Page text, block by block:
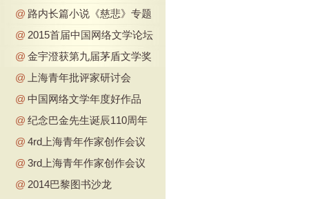
@ 路内长篇小说《慈悲》专题
@ 2015首届中国网络文学论坛
@ 金宇澄获第九届茅盾文学奖
@
上海青年批评家研讨会
@ 中国网络文学年度好作品
@ 纪念巴金先生诞辰110周年
@ 4rd上海青年作家创作会议
@ 3rd上海青年作家创作会议
@ 2014巴黎图书沙龙